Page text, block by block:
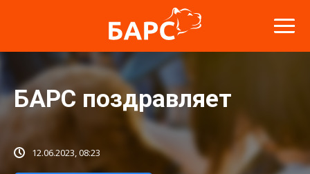
БАРС поздравляет
12.06.2023, 08:23